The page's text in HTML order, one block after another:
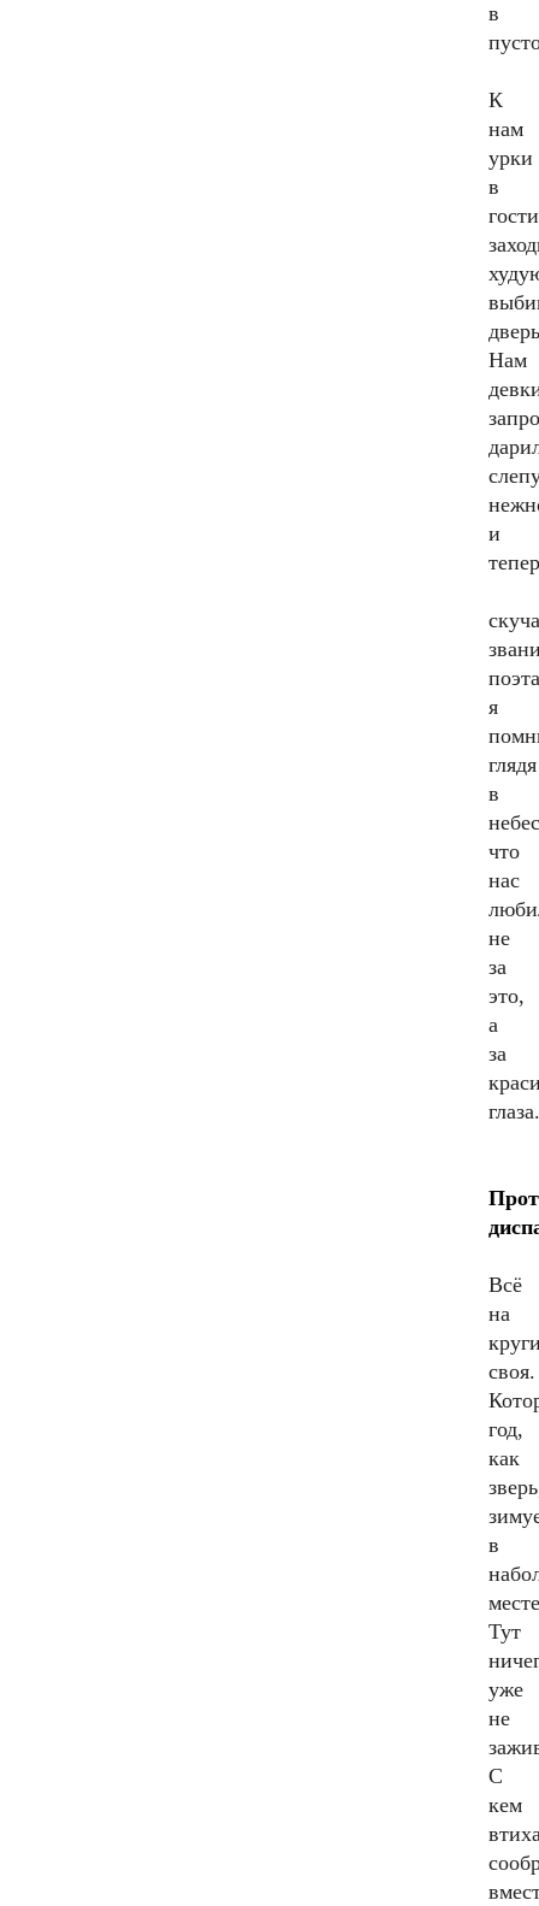
в
К
нам
урки
в
гости
Нам
и
я
глядя
в
что
нас
не
за
это,
а
за
Всё
на
своя.
год,
как
в
Тут
уже
не
С
кем